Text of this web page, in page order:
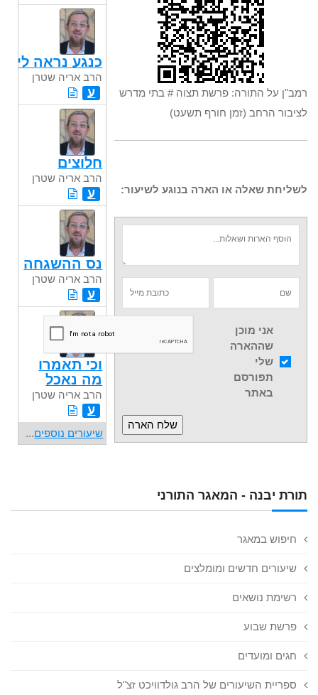
תורת יבנה - המאגר התורני
חיפוש במאגר
שיעורים חדשים ומומלצים
רשימת נושאים
פרשת שבוע
חגים ומועדים
ספריית השיעורים של הרב גולדוויכט זצ"ל
רמב"ן על התורה: פרשת תצוה # בתי מדרש
לציבור הרחב (זמן חורף תשעט)
לשליחת שאלה או הארה בנוגע לשיעור:
אני מוכן
שההארה
שלי
תפורסם
באתר
כנגע נראה לי
הרב אריה שטרן
ע
חלוצים
הרב אריה שטרן
ע
נס ההשגחה
הרב אריה שטרן
ע
וכי תאמרו
מה נאכל
הרב אריה שטרן
ע
שיעורים נוספים...